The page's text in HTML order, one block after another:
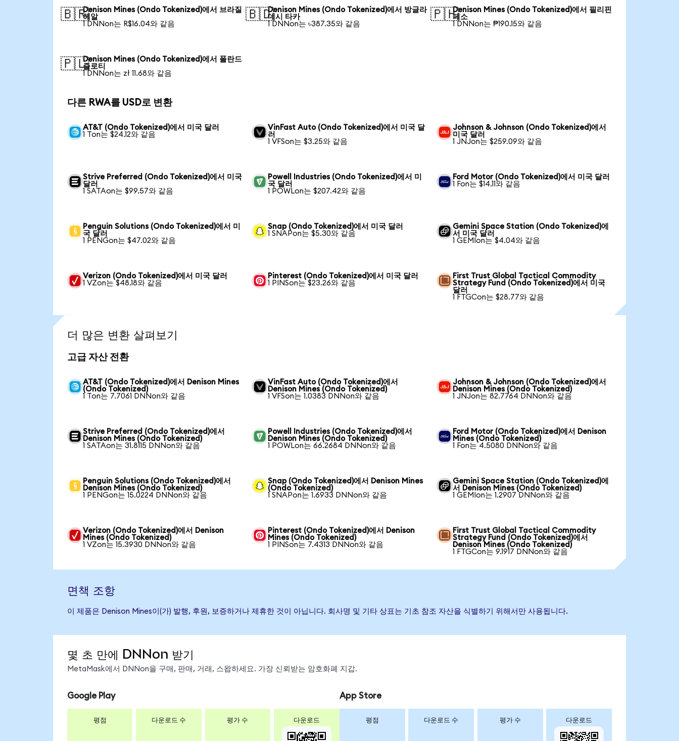
🇧🇷Denison Mines (Ondo Tokenized)에서 브라질
헤알
1 DNNon는 R$16.04와 같음
🇧🇩Denison Mines (Ondo Tokenized)에서 방글라
데시 타카
1 DNNon는 ৳387.35와 같음
🇵🇭Denison Mines (Ondo Tokenized)에서 필리핀
페소
1 DNNon는 ₱190.15와 같음
🇵🇱Denison Mines (Ondo Tokenized)에서 폴란드
즐로티
1 DNNon는 zł 11.68와 같음
다른 RWA를 USD로 변환
AT&T (Ondo Tokenized)에서 미국 달러
1 Ton는 $24.12와 같음
VinFast Auto (Ondo Tokenized)에서 미국 달
러
1 VFSon는 $3.25와 같음
Johnson & Johnson (Ondo Tokenized)에서
미국 달러
1 JNJon는 $259.09와 같음
Strive Preferred (Ondo Tokenized)에서 미국
달러
1 SATAon는 $99.57와 같음
Powell Industries (Ondo Tokenized)에서 미
국 달러
1 POWLon는 $207.42와 같음
Ford Motor (Ondo Tokenized)에서 미국 달러
1 Fon는 $14.11와 같음
Penguin Solutions (Ondo Tokenized)에서 미
국 달러
1 PENGon는 $47.02와 같음
Snap (Ondo Tokenized)에서 미국 달러
1 SNAPon는 $5.30와 같음
Gemini Space Station (Ondo Tokenized)에
서 미국 달러
1 GEMIon는 $4.04와 같음
Verizon (Ondo Tokenized)에서 미국 달러
1 VZon는 $48.18와 같음
Pinterest (Ondo Tokenized)에서 미국 달러
1 PINSon는 $23.26와 같음
First Trust Global Tactical Commodity
Strategy Fund (Ondo Tokenized)에서 미국
달러
1 FTGCon는 $28.77와 같음
더 많은 변환 살펴보기
고급 자산 전환
AT&T (Ondo Tokenized)에서 Denison Mines
(Ondo Tokenized)
1 Ton는 7.7061 DNNon와 같음
VinFast Auto (Ondo Tokenized)에서
Denison Mines (Ondo Tokenized)
1 VFSon는 1.0383 DNNon와 같음
Johnson & Johnson (Ondo Tokenized)에서
Denison Mines (Ondo Tokenized)
1 JNJon는 82.7764 DNNon와 같음
Strive Preferred (Ondo Tokenized)에서
Denison Mines (Ondo Tokenized)
1 SATAon는 31.8115 DNNon와 같음
Powell Industries (Ondo Tokenized)에서
Denison Mines (Ondo Tokenized)
1 POWLon는 66.2684 DNNon와 같음
Ford Motor (Ondo Tokenized)에서 Denison
Mines (Ondo Tokenized)
1 Fon는 4.5080 DNNon와 같음
Penguin Solutions (Ondo Tokenized)에서
Denison Mines (Ondo Tokenized)
1 PENGon는 15.0224 DNNon와 같음
Snap (Ondo Tokenized)에서 Denison Mines
(Ondo Tokenized)
1 SNAPon는 1.6933 DNNon와 같음
Gemini Space Station (Ondo Tokenized)에
서 Denison Mines (Ondo Tokenized)
1 GEMIon는 1.2907 DNNon와 같음
Verizon (Ondo Tokenized)에서 Denison
Mines (Ondo Tokenized)
1 VZon는 15.3930 DNNon와 같음
Pinterest (Ondo Tokenized)에서 Denison
Mines (Ondo Tokenized)
1 PINSon는 7.4313 DNNon와 같음
First Trust Global Tactical Commodity
Strategy Fund (Ondo Tokenized)에서
Denison Mines (Ondo Tokenized)
1 FTGCon는 9.1917 DNNon와 같음
면책 조항
이 제품은 Denison Mines이(가) 발행, 후원, 보증하거나 제휴한 것이 아닙니다. 회사명 및 기타 상표는 기초 참조 자산을 식별하기 위해서만 사용됩니다.
몇 초 만에 DNNon 받기
MetaMask에서 DNNon을 구매, 판매, 거래, 스왑하세요. 가장 신뢰받는 암호화폐 지갑.
Google Play
평점 다운로드 수 평가 수 다운로드
App Store
평점 다운로드 수 평가 수 다운로드